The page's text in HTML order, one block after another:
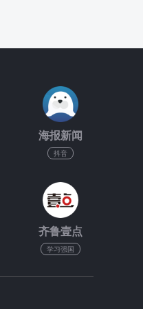
海报新闻
抖音
齐鲁壹点
学习强国